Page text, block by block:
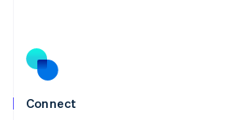
Connect
Português
Rumänien
English